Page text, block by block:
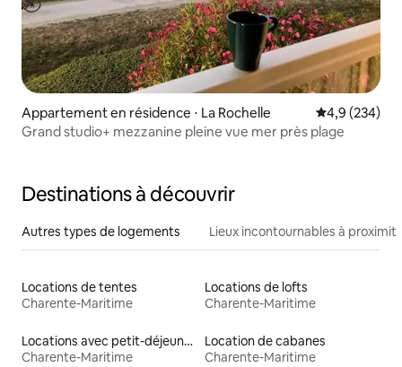
Appartement en résidence ⋅ La Rochelle Évaluation
4,9 (234)
Grand studio+ mezzanine pleine vue mer près plage
Destinations à découvrir
Autres types de logements Lieux incontournables à
Locations de tentes
Charente-Maritime
Locations de lofts
Charente-Maritime
Locations avec petit-déjeuner
Charente-Maritime
Location de cabanes
Charente-Maritime